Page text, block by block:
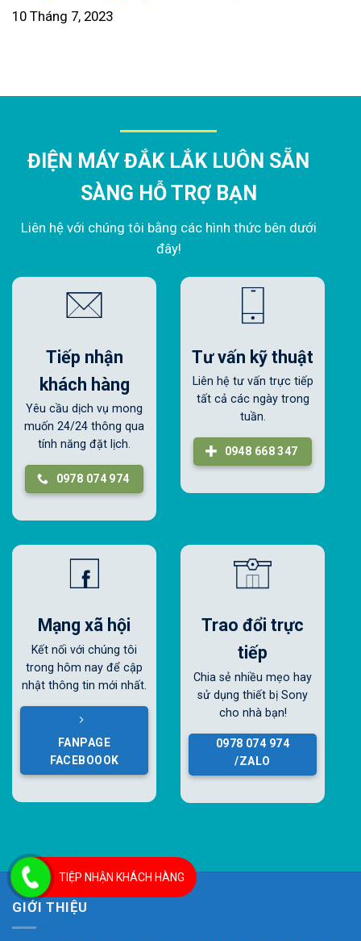
10 Tháng 7, 2023
ĐIỆN MÁY ĐẮK LẮK LUÔN SẴN
SÀNG HỖ TRỢ BẠN
Liên hệ với chúng tôi bằng các hình thức bên dưới
đây!
Tiếp nhận
khách hàng
Yêu cầu dịch vụ mong
muốn 24/24 thông qua
tính năng đặt lịch.
0978 074 974
Tư vấn kỹ thuật
Liên hệ tư vấn trực tiếp
tất cả các ngày trong
tuần.
0948 668 347
Mạng xã hội
Kết nối với chúng tôi
trong hôm nay để cập
nhật thông tin mới nhất.
FANPAGE
FACEBOOOK
Trao đổi trực
tiếp
Chia sẻ nhiều mẹo hay
sử dụng thiết bị Sony
cho nhà bạn!
0978 074 974
/ZALO
GIỚI THIỆU
TIỆP NHẬN KHÁCH HÀNG